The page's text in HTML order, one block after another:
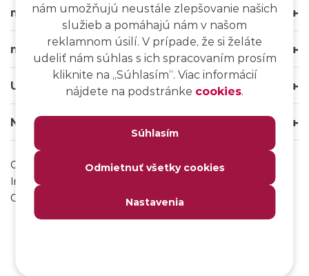
msg life Slovakia
msg life Group
Užitočné odkazy
Naše weby
Ochrana osobných údajov
Impressum
Odhlásenie sa z msg IT komunity
nám umožňujú neustále zlepšovanie našich
služieb a pomáhajú nám v našom
reklamnom úsilí. V prípade, že si želáte
udeliť nám súhlas s ich spracovaním prosím
kliknite na ,,Súhlasím“. Viac informácií
nájdete na podstránke cookies.
Súhlasím
Odmietnuť všetky cookies
Nastavenia